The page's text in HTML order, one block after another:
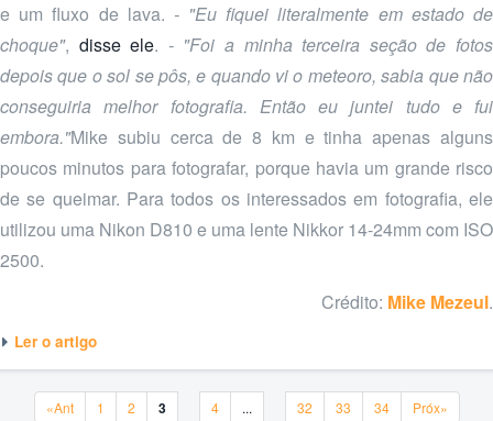
e um fluxo de lava. - "Eu fiquei literalmente em estado de
choque", disse ele. - "Foi a minha terceira seção de fotos
depois que o sol se pôs, e quando vi o meteoro, sabia que não
conseguiria melhor fotografia. Então eu juntei tudo e fui
embora."Mike subiu cerca de 8 km e tinha apenas alguns
poucos minutos para fotografar, porque havia um grande risco
de se queimar. Para todos os interessados em fotografia, ele
utilizou uma Nikon D810 e uma lente Nikkor 14-24mm com ISO
2500.
Crédito: Mike Mezeul.
Ler o artigo
«Ant«Ant1 22 3 44 ... 3232 3333 3434 Próx»Próx»